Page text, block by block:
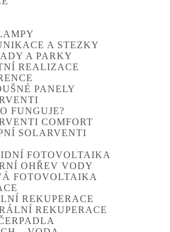
A STEZKY
A PARKY
REALIZACE
PANELY
FUNGUJE?
COMFORT
SOLARVENTI
FOTOVOLTAIKA
OHŘEV VODY
FOTOVOLTAIKA
REKUPERACE
REKUPERACE